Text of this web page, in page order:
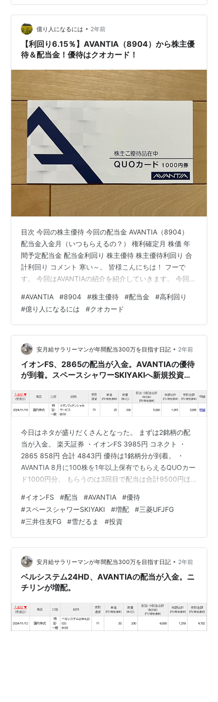
シング（インプレス） Amazon にほんブログ村
億り人になるには • 2年前
【利回り6.15％】AVANTIA（8904）から株主優
待＆配当金！優待はクオカード！
目次 今回の株主優待 今回の配当金 AVANTIA（8904）
配当金入金月（いつもらえるの？） 権利確定月 株価 年
間予定配当金 配当金利回り 株主優待 株主優待利回り 合
計利回り コメント 寒い～。 皆様こんにちは！ フーで
す。 今回はAVANTIAの紹介を紹介していきます。 今回の
円相当）」になります。 今回の配当金 今回の配当金は19
円×100株＝1,900円。 私は現在特定口座で保有をしてお
ります。 税引き後の入金金額は1,515円となりました。
AVANTIA（8904） AVANTIAの紹介していきたいと思い
ます。 配…
#AVANTIA #8904 #株主優待 #配当金 #高利回り
#億り人になるには #クオカード
安月給サラリーマンが年間配当300万を目指す日記 • 2年前
イオンFS、2865の配当が入金。AVANTIAの優待
が到着。スペースシャワーSKIYAKIへ新規投資。
今日はネタが盛りだくさんとなった。 まずは2銘柄の配
当が入金。 楽天証券 ・イオンFS 3985円 コネクト ・
2865 858円 合計 4843円 優待は1銘柄分が到着。 ・
AVANTIA 8月に100株を1年以上保有でもらえるQUOカー
ド1000円分。 もらうのは3回目で配当は合計9500円ほ
取れるまで保有し続ける・・・ 日中は単元未満の銘柄を
少し売却し、以前から欲しかったスペースシャワー
SKIYAKIへ388円で100株新規投資。 スペースシャワー
SKIYAKIはCS等に音楽番組供給、大型フェスなどを開催
している会社。 5年チャートで見…
#イオンFS #配当 #AVANTIA #優待
#スペースシャワーSKIYAKI #増配 #三菱UFJFG
#三井住友FG #雪だるま #投資
安月給サラリーマンが年間配当300万を目指す日記 • 2年前
ベルシステム24HD、AVANTIAの配当が入金。ニ
チリンが増配。